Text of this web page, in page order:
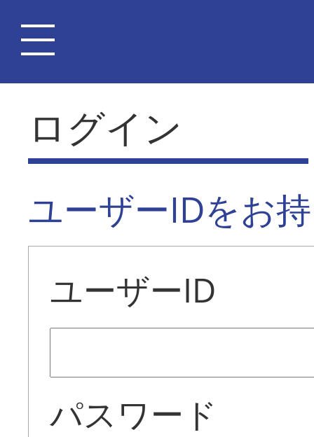
ログイン
ユーザーIDをお
ユーザーID
パスワード